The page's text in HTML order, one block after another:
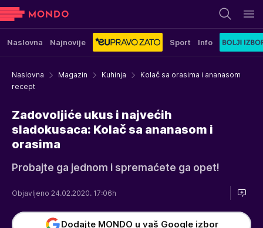
Naslovna Najnovije Sport Info
Naslovna Magazin Kuhinja
Kolač sa orasima i ananasom
recept
Zadovoljiće ukus i najvećih
sladokusaca: Kolač sa ananasom i
orasima
Probajte ga jednom i spremaćete ga opet!
Objavljeno 24.02.2020. 17:06h
Dodajte MONDO u vaš Google izbor